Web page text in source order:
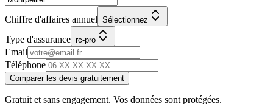
Chiffre d'affaires annuel Sélectionnez
Type d'assurance rc-pro
Email
Téléphone
Comparer les devis gratuitement
Gratuit et sans engagement. Vos données sont protégées.